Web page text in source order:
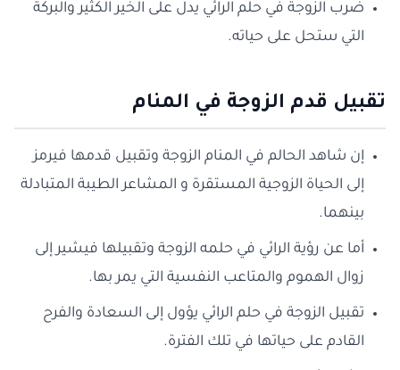
ضرب الزوجة في حلم الرائي يدل على الخير الكثير والبركة
التي ستحل على حياته.
تقبيل قدم الزوجة في المنام
إن شاهد الحالم في المنام الزوجة وتقبيل قدمها فيرمز
إلى الحياة الزوجية المستقرة و المشاعر الطيبة المتبادلة
بينهما.
أما عن رؤية الرائي في حلمه الزوجة وتقبيلها فيشير إلى
زوال الهموم والمتاعب النفسية التي يمر بها.
تقبيل الزوجة في حلم الرائي يؤول إلى السعادة والفرح
القادم على حياتها في تلك الفترة.